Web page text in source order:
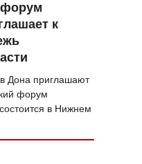
форум
к
Дона приглашают
форум
в Нижнем